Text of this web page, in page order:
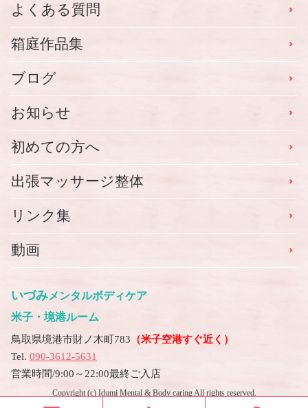
いづみメンタルボディケア
米子・境港ルーム
鳥取県境港市財ノ木町783 （米子空港すぐ近く）
Tel. 090-3612-5631
営業時間/9:00～22:00最終ご入店
よくある質問
箱庭作品集
ブログ
お知らせ
初めての方へ
出張マッサージ整体
リンク集
動画
Copyright (c) Idumi Mental & Body caring All rights reserved.